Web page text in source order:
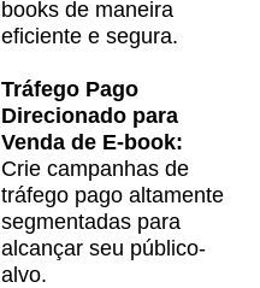
books de maneira
eficiente e segura.
Tráfego Pago
Direcionado para
Venda de E-book:
Crie campanhas de
tráfego pago altamente
segmentadas para
alcançar seu público-
alvo.